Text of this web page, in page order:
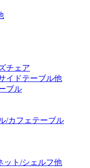
チェア
イドテーブル他
ブル
/カフェテーブル
ト/シェルフ他